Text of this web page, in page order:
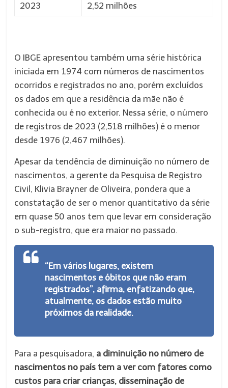
2023
2,52 milhões
O IBGE apresentou também uma série histórica
iniciada em 1974 com números de nascimentos
ocorridos e registrados no ano, porém excluídos
os dados em que a residência da mãe não é
conhecida ou é no exterior. Nessa série, o número
de registros de 2023 (2,518 milhões) é o menor
desde 1976 (2,467 milhões).
Apesar da tendência de diminuição no número de
nascimentos, a gerente da Pesquisa de Registro
Civil, Klivia Brayner de Oliveira, pondera que a
constatação de ser o menor quantitativo da série
em quase 50 anos tem que levar em consideração
o sub-registro, que era maior no passado.
“Em vários lugares, existem
nascimentos e óbitos que não eram
registrados”, afirma, enfatizando que,
atualmente, os dados estão muito
próximos da realidade.
Para a pesquisadora, a diminuição no número de
nascimentos no país tem a ver com fatores como
custos para criar crianças, disseminação de